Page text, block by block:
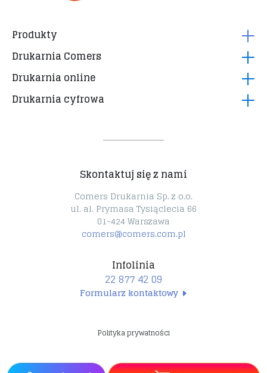
Produkty
Roll up 24h
Wizytówki cyfrowe 24h
Plakaty 24h
Pianki FOAM 24h
Folie samoprzylepne
Drukarnia Comers
Pytania i odpowiedzi
Regulamin
Drukarnia cyfrowa
Drukarnia online
Jak przygotować projekt?
Skontaktuj się z nami
Comers Drukarnia Sp. z o.o.
ul. al. Prymasa Tysiąclecia 66
01-424 Warszawa
comers@comers.com.pl
Infolinia
22 877 42 09
Formularz kontaktowy
Polityka prywatności